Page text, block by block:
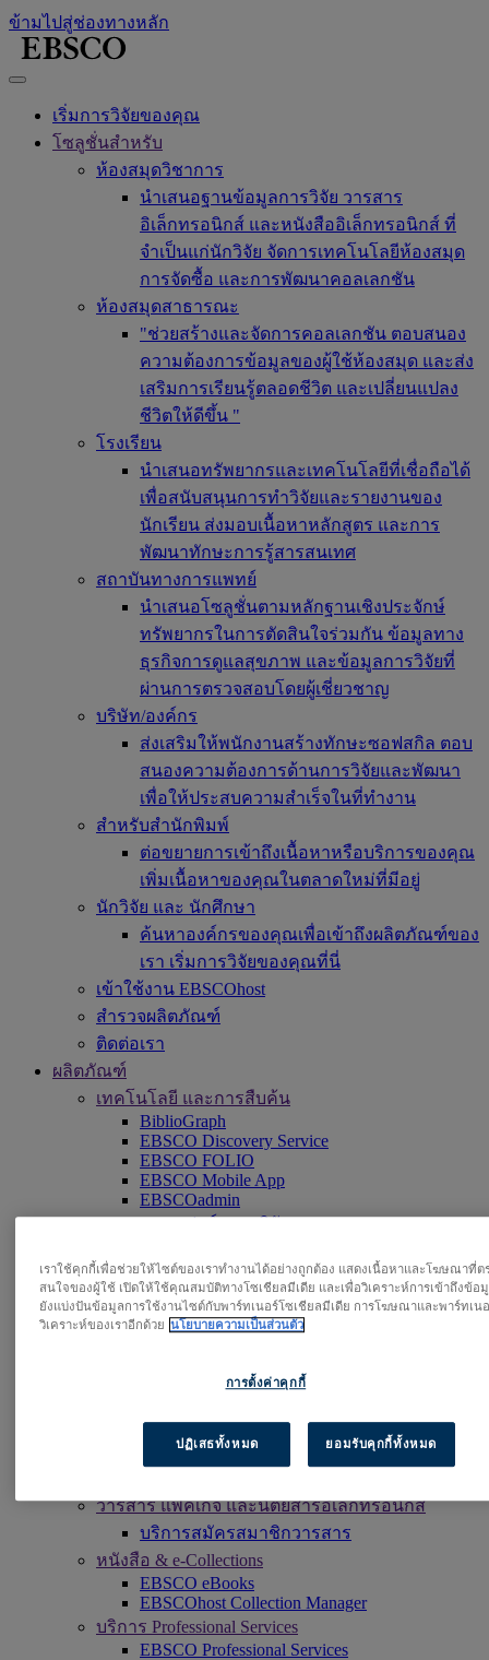
ข้ามไปสู่ช่องทางหลัก
เริ่มการวิจัยของคุณ
โซลูชั่นสำหรับ
ห้องสมุดวิชาการ
นำเสนอฐานข้อมูลการวิจัย วารสาร
อิเล็กทรอนิกส์ และหนังสืออิเล็กทรอนิกส์ ที่
จำเป็นแก่นักวิจัย จัดการเทคโนโลยีห้องสมุด
การจัดซื้อ และการพัฒนาคอลเลกชัน
ห้องสมุดสาธารณะ
"ช่วยสร้างและจัดการคอลเลกชัน ตอบสนอง
ความต้องการข้อมูลของผู้ใช้ห้องสมุด และส่ง
เสริมการเรียนรู้ตลอดชีวิต และเปลี่ยนแปลง
ชีวิตให้ดีขึ้น "
โรงเรียน
นำเสนอทรัพยากรและเทคโนโลยีที่เชื่อถือได้
เพื่อสนับสนุนการทำวิจัยและรายงานของ
นักเรียน ส่งมอบเนื้อหาหลักสูตร และการ
พัฒนาทักษะการรู้สารสนเทศ
สถาบันทางการแพทย์
นำเสนอโซลูชั่นตามหลักฐานเชิงประจักษ์
ทรัพยากรในการตัดสินใจร่วมกัน ข้อมูลทาง
ธุรกิจการดูแลสุขภาพ และข้อมูลการวิจัยที่
ผ่านการตรวจสอบโดยผู้เชี่ยวชาญ
บริษัท/องค์กร
ส่งเสริมให้พนักงานสร้างทักษะซอฟสกิล ตอบ
สนองความต้องการด้านการวิจัยและพัฒนา
เพื่อให้ประสบความสำเร็จในที่ทำงาน
สำหรับสำนักพิมพ์
ต่อขยายการเข้าถึงเนื้อหาหรือบริการของคุณ
เพิ่มเนื้อหาของคุณในตลาดใหม่ที่มีอยู่
นักวิจัย และ นักศึกษา
ค้นหาองค์กรของคุณเพื่อเข้าถึงผลิตภัณฑ์ของ
เรา เริ่มการวิจัยของคุณที่นี่
เข้าใช้งาน EBSCOhost
สำรวจผลิตภัณฑ์
ติดต่อเรา
ผลิตภัณฑ์
เทคโนโลยี และการสืบค้น
BiblioGraph
EBSCO Discovery Service
EBSCO FOLIO
EBSCO Mobile App
EBSCOadmin
แพลตฟอร์มการวิจัย EBSCOhost
Full Text Finder
EBSCO OpenAthens
Panorama
Stacks
ตัวช่วยในการตัดสินใจทางคลินิก
ฐานข้อมูลการวิจัย
วารสาร แพ็คเกจ และนิตยสารอิเล็กทรอนิกส์
บริการสมัครสมาชิกวารสาร
หนังสือ & e-Collections
EBSCO eBooks
EBSCOhost Collection Manager
บริการ Professional Services
EBSCO Professional Services
เราใช้คุกกี้เพื่อช่วยให้ไซต์ของเราทำงานได้อย่างถูกต้อง แสดงเนื้อหาและโฆษณาที่ต
สนใจของผู้ใช้ เปิดให้ใช้คุณสมบัติทางโซเชียลมีเดีย และเพื่อวิเคราะห์การเข้าถึงข้อมู
ยังแบ่งปันข้อมูลการใช้งานไซต์กับพาร์ทเนอร์โซเชียลมีเดีย การโฆษณาและพาร์ทเน
วิเคราะห์ของเราอีกด้วย นโยบายความเป็นส่วนตัว
การตั้งค่าคุกกี้
ปฏิเสธทั้งหมด ยอมรับคุกกี้ทั้งหมด